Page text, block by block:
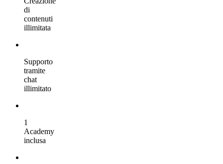
di
contenuti
illimitata
Supporto
tramite
chat
illimitato
1
Academy
inclusa